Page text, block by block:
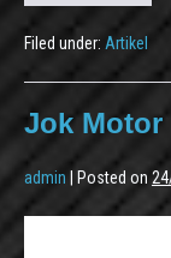
Filed under: Artikel
Jok Motor
admin Posted on